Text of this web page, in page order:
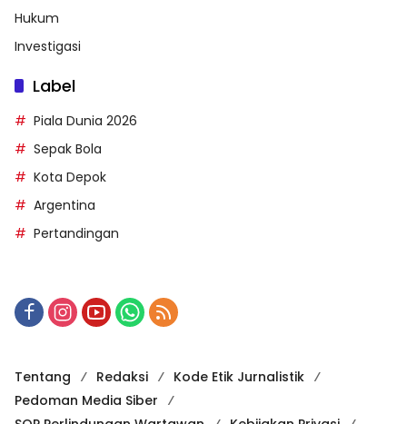
Hukum
Investigasi
Label
Piala Dunia 2026
Sepak Bola
Kota Depok
Argentina
Pertandingan
Tentang Redaksi
Kode Etik Jurnalistik
Pedoman Media Siber